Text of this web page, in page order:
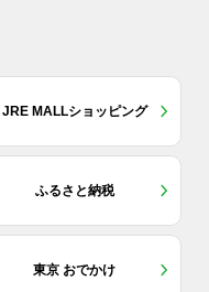
JRE MALLショッピング
ふるさと納税
東京 おでかけ